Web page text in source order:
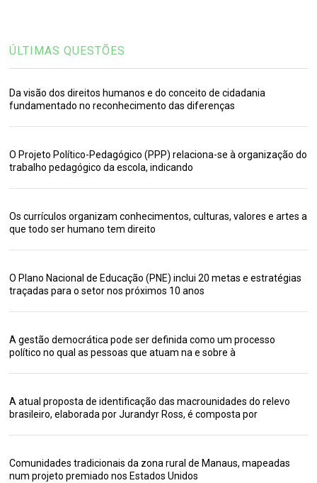
ÚLTIMAS QUESTÕES
Da visão dos direitos humanos e do conceito de cidadania
fundamentado no reconhecimento das diferenças
O Projeto Político-Pedagógico (PPP) relaciona-se à organização do
trabalho pedagógico da escola, indicando
Os currículos organizam conhecimentos, culturas, valores e artes a
que todo ser humano tem direito
O Plano Nacional de Educação (PNE) inclui 20 metas e estratégias
traçadas para o setor nos próximos 10 anos
A gestão democrática pode ser definida como um processo
político no qual as pessoas que atuam na e sobre à
A atual proposta de identificação das macrounidades do relevo
brasileiro, elaborada por Jurandyr Ross, é composta por
Comunidades tradicionais da zona rural de Manaus, mapeadas
num projeto premiado nos Estados Unidos